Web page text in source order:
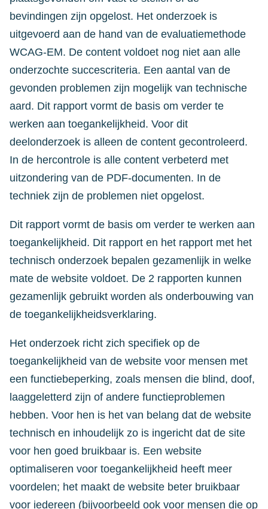
bevindingen zijn opgelost. Het onderzoek is
uitgevoerd aan de hand van de evaluatiemethode
WCAG-EM. De content voldoet nog niet aan alle
onderzochte succescriteria. Een aantal van de
gevonden problemen zijn mogelijk van technische
aard. Dit rapport vormt de basis om verder te
werken aan toegankelijkheid. Voor dit
deelonderzoek is alleen de content gecontroleerd.
In de hercontrole is alle content verbeterd met
uitzondering van de PDF-documenten. In de
techniek zijn de problemen niet opgelost.
Dit rapport vormt de basis om verder te werken aan
toegankelijkheid. Dit rapport en het rapport met het
technisch onderzoek bepalen gezamenlijk in welke
mate de website voldoet. De 2 rapporten kunnen
gezamenlijk gebruikt worden als onderbouwing van
de toegankelijkheidsverklaring.
Het onderzoek richt zich specifiek op de
toegankelijkheid van de website voor mensen met
een functiebeperking, zoals mensen die blind, doof,
laaggeletterd zijn of andere functieproblemen
hebben. Voor hen is het van belang dat de website
technisch en inhoudelijk zo is ingericht dat de site
voor hen goed bruikbaar is. Een website
optimaliseren voor toegankelijkheid heeft meer
voordelen; het maakt de website beter bruikbaar
voor iedereen (bijvoorbeeld ook voor mensen die op